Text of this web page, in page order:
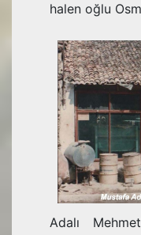
halen oğlu
Adalı